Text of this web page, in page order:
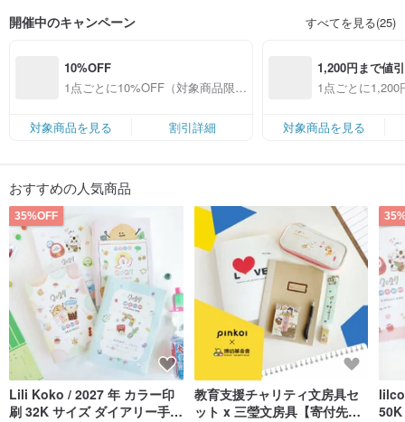
デザイン館統一社会信用コード: 69642444
開催中のキャンペーン すべてを見る(25)
10%OFF
1点ごとに10%OFF（対象商品限
対象商品を見る
割引詳細
1,200円まで値
1点ごとに
対象商品を見る
おすすめの人気商品
35%OFF
Lili Koko / 2027 年 カラー印
刷 32K サイズ ダイアリー手帳
教育支援チャリティ文房具セ
ット x 三瑩文房具【寄付先：